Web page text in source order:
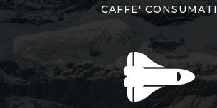
CAFFE' CONSUMATI